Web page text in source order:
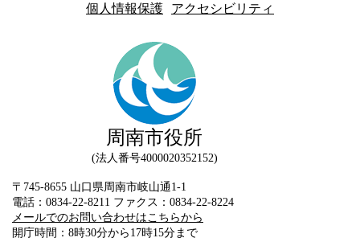
個人情報保護
アクセシビリティ
周南市役所
法人番号4000020352152
〒745-8655 山口県周南市岐山通1-1
電話：0834-22-8211 ファクス：0834-22-8224
メールでのお問い合わせはこちらから
開庁時間：8時30分から17時15分まで